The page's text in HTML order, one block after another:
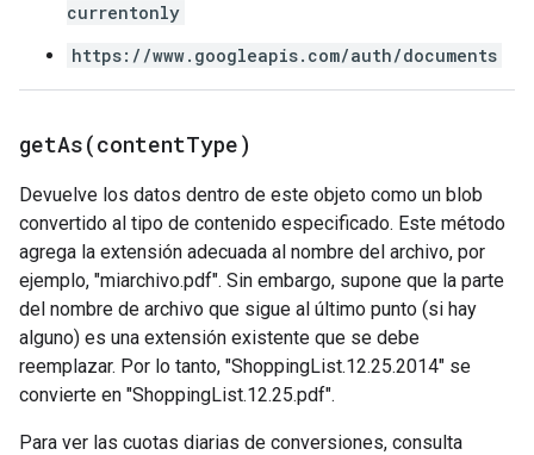
currentonly
https://www.googleapis.com/auth/documents
getAs(contentType)
Devuelve los datos dentro de este objeto como un blob
convertido al tipo de contenido especificado. Este método
agrega la extensión adecuada al nombre del archivo, por
ejemplo, "miarchivo.pdf". Sin embargo, supone que la parte
del nombre de archivo que sigue al último punto (si hay
alguno) es una extensión existente que se debe
reemplazar. Por lo tanto, "ShoppingList.12.25.2014" se
convierte en "ShoppingList.12.25.pdf".
Para ver las cuotas diarias de conversiones, consulta